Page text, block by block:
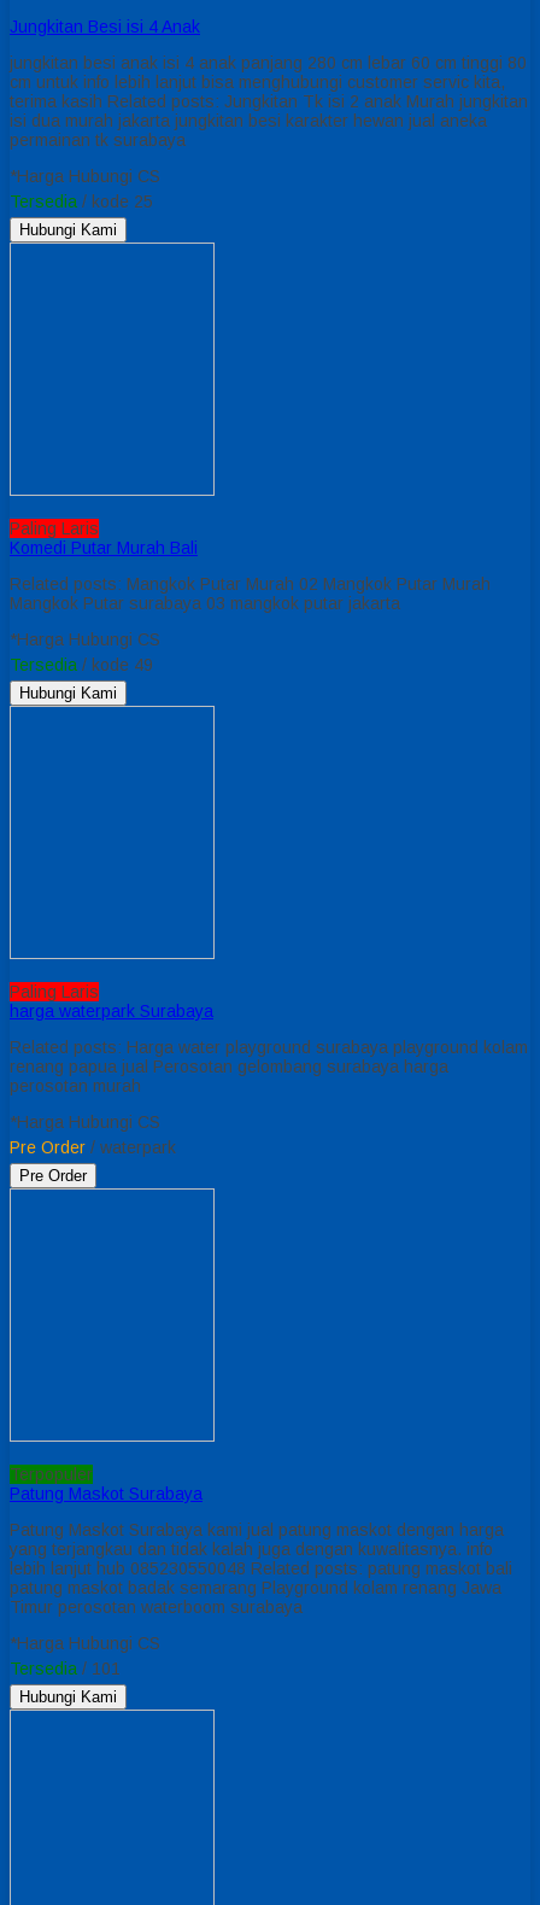
Jungkitan Besi isi 4 Anak
jungkitan besi anak isi 4 anak panjang 280 cm lebar 60 cm tinggi 80
cm untuk info lebih lanjut bisa menghubungi customer servic kita,
terima kasih Related posts: Jungkitan Tk isi 2 anak Murah jungkitan
isi dua murah jakarta jungkitan besi karakter hewan jual aneka
permainan tk surabaya
*Harga Hubungi CS
Tersedia / kode 25
Hubungi Kami
Paling Laris
Komedi Putar Murah Bali
Related posts: Mangkok Putar Murah 02 Mangkok Putar Murah
Mangkok Putar surabaya 03 mangkok putar jakarta
*Harga Hubungi CS
Tersedia / kode 49
Hubungi Kami
Paling Laris
harga waterpark Surabaya
Related posts: Harga water playground surabaya playground kolam
renang papua jual Perosotan gelombang surabaya harga
perosotan murah
*Harga Hubungi CS
Pre Order / waterpark
Pre Order
Terpopuler
Patung Maskot Surabaya
Patung Maskot Surabaya kami jual patung maskot dengan harga
yang terjangkau dan tidak kalah juga dengan kuwalitasnya. info
lebih lanjut hub 085230550048 Related posts: patung maskot bali
patung maskot badak semarang Playground kolam renang Jawa
Timur perosotan waterboom surabaya
*Harga Hubungi CS
Tersedia / 101
Hubungi Kami